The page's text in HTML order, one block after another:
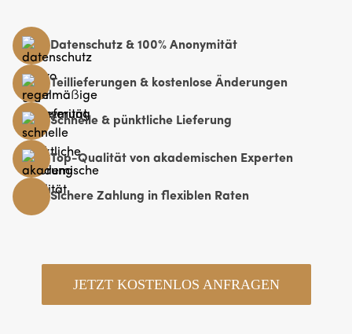
Datenschutz & 100% Anonymität
Teillieferungen & kostenlose Änderungen
Schnelle & pünktliche Lieferung
Top-Qualität von akademischen Experten
Sichere Zahlung in flexiblen Raten
JETZT KOSTENLOS ANFRAGEN